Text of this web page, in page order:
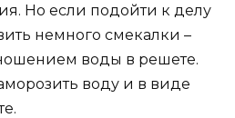
Но если подойти к делу
немного смекалки –
воды в решете.
воду и в виде